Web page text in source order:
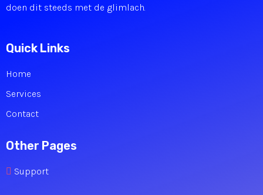
doen dit steeds met de glimlach.
Quick Links
Home
Services
Contact
Other Pages
Support